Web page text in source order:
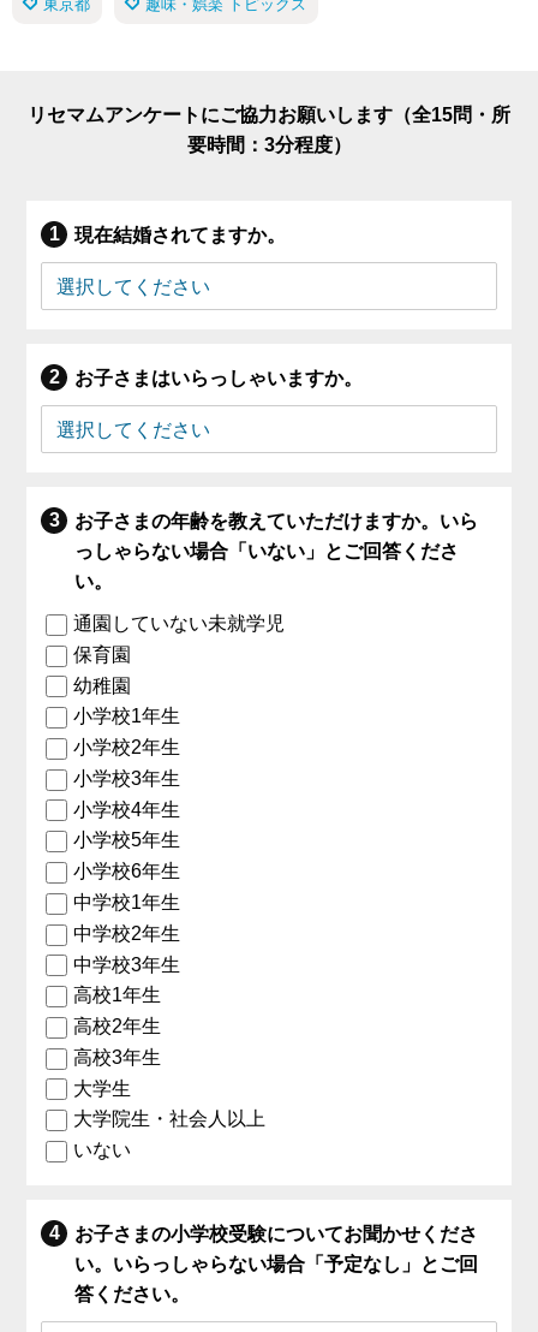
東京都 趣味・娯楽 トピックス
リセマムアンケートにご協力お願いします（全15問・所
要時間：3分程度）
現在結婚されてますか。
お子さまはいらっしゃいますか。
お子さまの年齢を教えていただけますか。いら
っしゃらない場合「いない」とご回答くださ
い。
通園していない未就学児
保育園
幼稚園
小学校1年生
小学校2年生
小学校3年生
小学校4年生
小学校5年生
小学校6年生
中学校1年生
中学校2年生
中学校3年生
高校1年生
高校2年生
高校3年生
大学生
大学院生・社会人以上
いない
お子さまの小学校受験についてお聞かせくださ
い。いらっしゃらない場合「予定なし」とご回
答ください。